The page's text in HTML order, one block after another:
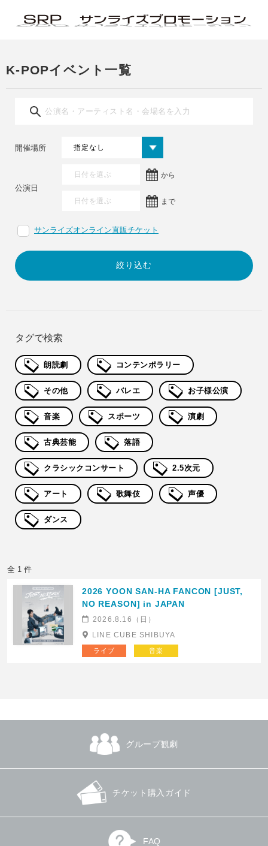
K-POPイベント一覧
公演日
から
まで
開催場所
サンライズオンライン直販チケット
タグで検索
朗読劇 コンテンポラリー
その他 バレエ お子様公演
音楽 スポーツ 演劇
古典芸能 落語
クラシックコンサート 2.5次元
アート 歌舞伎 声優
ダンス
全 1 件
2026 YOON SAN-HA FANCON [JUST,
NO REASON] in JAPAN
2026.8.16（日）
LINE CUBE SHIBUYA
ライブ 音楽
グループ観劇
チケット購入ガイド
FAQ